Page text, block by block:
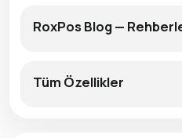
RoxPos Blog —
Tüm Özellikler